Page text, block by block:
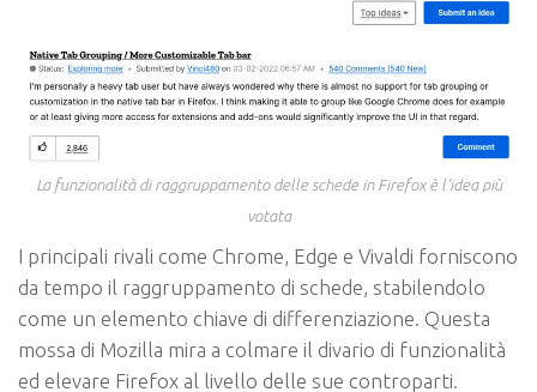
La funzionalità di raggruppamento delle schede in Firefox è l’idea più
votata
I principali rivali come Chrome, Edge e Vivaldi forniscono
da tempo il raggruppamento di schede, stabilendolo
come un elemento chiave di differenziazione. Questa
mossa di Mozilla mira a colmare il divario di funzionalità
ed elevare Firefox al livello delle sue controparti.